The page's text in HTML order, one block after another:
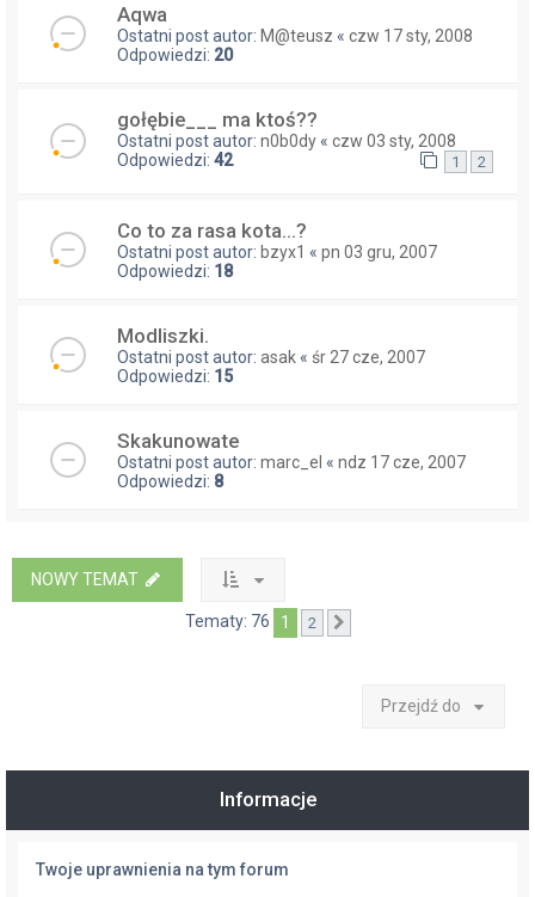
Aqwa
Ostatni post autor: M@teusz « czw 17 sty, 2008
Odpowiedzi: 20
gołębie___ ma ktoś??
Ostatni post autor: n0b0dy « czw 03 sty, 2008
Odpowiedzi: 42 1 2
Co to za rasa kota...?
Ostatni post autor: bzyx1 « pn 03 gru, 2007
Odpowiedzi: 18
Modliszki.
Ostatni post autor: asak « śr 27 cze, 2007
Odpowiedzi: 15
Skakunowate
Ostatni post autor: marc_el « ndz 17 cze, 2007
Odpowiedzi: 8
NOWY TEMAT
Tematy: 76 1 2
Przejdź do
Informacje
Twoje uprawnienia na tym forum